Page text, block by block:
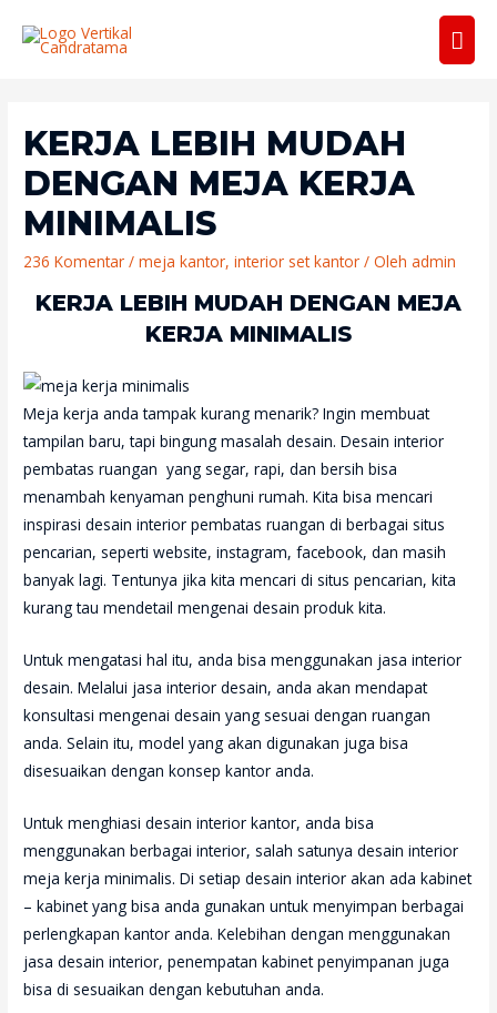
KERJA LEBIH MUDAH
DENGAN MEJA KERJA
MINIMALIS
236 Komentar /meja kantor,interior set kantor / Oleh admin
KERJA LEBIH MUDAH DENGAN MEJA
KERJA MINIMALIS
Meja kerja anda tampak kurang menarik? Ingin membuat
tampilan baru, tapi bingung masalah desain. Desain interior
pembatas ruangan yang segar, rapi, dan bersih bisa
menambah kenyaman penghuni rumah. Kita bisa mencari
inspirasi desain interior pembatas ruangan di berbagai situs
pencarian, seperti website, instagram, facebook, dan masih
banyak lagi. Tentunya jika kita mencari di situs pencarian, kita
kurang tau mendetail mengenai desain produk kita.
Untuk mengatasi hal itu, anda bisa menggunakan jasa interior
desain. Melalui jasa interior desain, anda akan mendapat
konsultasi mengenai desain yang sesuai dengan ruangan
anda. Selain itu, model yang akan digunakan juga bisa
disesuaikan dengan konsep kantor anda.
Untuk menghiasi desain interior kantor, anda bisa
menggunakan berbagai interior, salah satunya desain interior
meja kerja minimalis. Di setiap desain interior akan ada kabinet
– kabinet yang bisa anda gunakan untuk menyimpan berbagai
perlengkapan kantor anda. Kelebihan dengan menggunakan
jasa desain interior, penempatan kabinet penyimpanan juga
bisa di sesuaikan dengan kebutuhan anda.